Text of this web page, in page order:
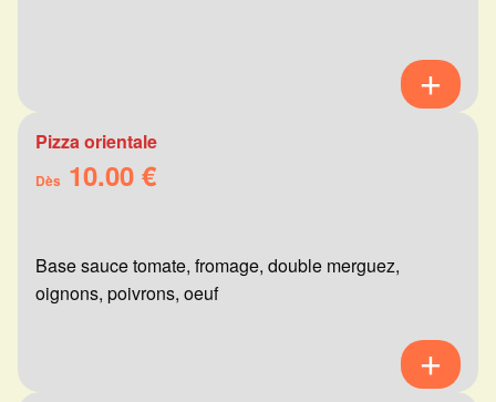
Pizza orientale
Dès 10.00 €
Base sauce tomate, fromage, double merguez,
oignons, poivrons, oeuf